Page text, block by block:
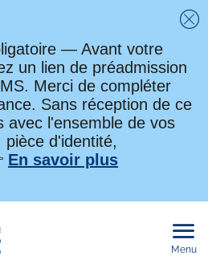
— Avant votre
un lien de préadmission
Merci de compléter
Sans réception de ce
avec l'ensemble de vos
d'identité,
En savoir plus
Menu